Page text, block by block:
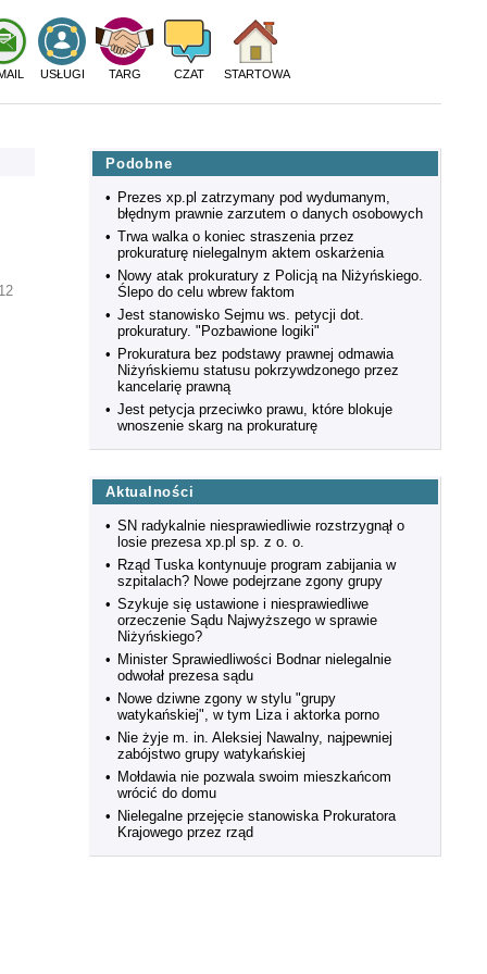
USŁUGI TARG CZAT STARTOWA
Podobne
• Prezes xp.pl zatrzymany pod wydumanym,
błędnym prawnie zarzutem o danych osobowych
• Trwa walka o koniec straszenia przez
prokuraturę nielegalnym aktem oskarżenia
• Nowy atak prokuratury z Policją na Niżyńskiego.
Ślepo do celu wbrew faktom
• Jest stanowisko Sejmu ws. petycji dot.
prokuratury. "Pozbawione logiki"
• Prokuratura bez podstawy prawnej odmawia
Niżyńskiemu statusu pokrzywdzonego przez
kancelarię prawną
• Jest petycja przeciwko prawu, które blokuje
wnoszenie skarg na prokuraturę
Aktualności
• SN radykalnie niesprawiedliwie rozstrzygnął o
losie prezesa xp.pl sp. z o. o.
• Rząd Tuska kontynuuje program zabijania w
szpitalach? Nowe podejrzane zgony grupy
• Szykuje się ustawione i niesprawiedliwe
orzeczenie Sądu Najwyższego w sprawie
Niżyńskiego?
• Minister Sprawiedliwości Bodnar nielegalnie
odwołał prezesa sądu
• Nowe dziwne zgony w stylu "grupy
watykańskiej", w tym Liza i aktorka porno
• Nie żyje m. in. Aleksiej Nawalny, najpewniej
zabójstwo grupy watykańskiej
• Mołdawia nie pozwala swoim mieszkańcom
wrócić do domu
• Nielegalne przejęcie stanowiska Prokuratora
Krajowego przez rząd